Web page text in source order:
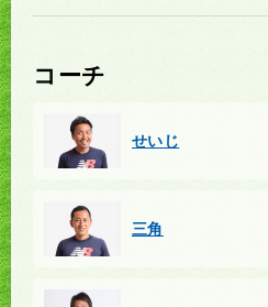
コーチ
せいじ
三角